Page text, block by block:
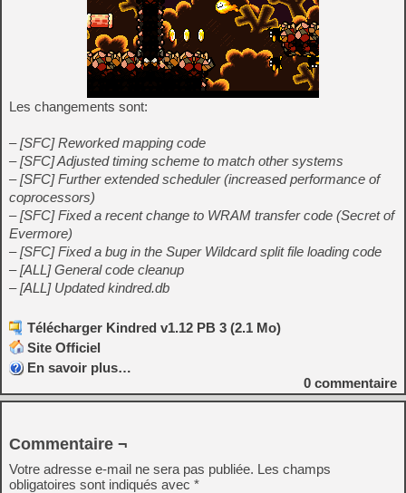
Les changements sont:
– [SFC] Reworked mapping code
– [SFC] Adjusted timing scheme to match other systems
– [SFC] Further extended scheduler (increased performance of
coprocessors)
– [SFC] Fixed a recent change to WRAM transfer code (Secret of
Evermore)
– [SFC] Fixed a bug in the Super Wildcard split file loading code
– [ALL] General code cleanup
– [ALL] Updated kindred.db
Télécharger Kindred v1.12 PB 3 (2.1 Mo)
Site Officiel
En savoir plus…
0 commentaire
Commentaire ¬
Votre adresse e-mail ne sera pas publiée. Les champs
obligatoires sont indiqués avec *